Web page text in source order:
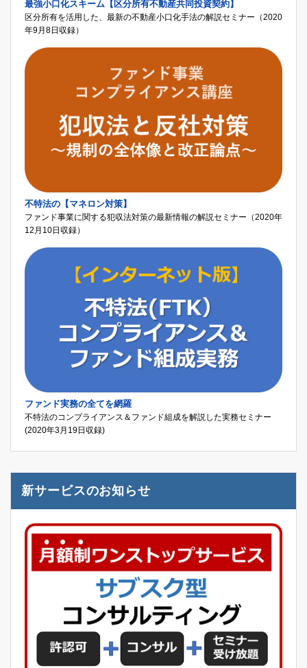
最強小口化スキーム【区分所有不動産共同投資契約】
区分所有を活用した、最新の不動産小口化手法の解説セミナー（2020
年9月8日収録）
不特法の【マネロン対策】
ファンド事業に関する犯収法対策の最新情報の解説セミナー（2020年
12月10日収録）
ファンド実務の全てを網羅
不特法のコンプライアンス＆ファンド組成を解説した実務セミナー
(2020年3月19日収録)
新サービスのお知らせ